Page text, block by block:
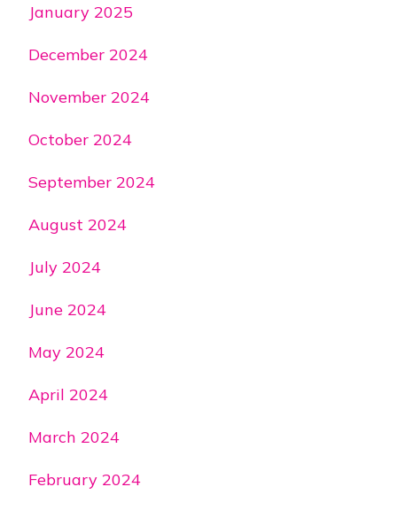
January 2025
December 2024
November 2024
October 2024
September 2024
August 2024
July 2024
June 2024
May 2024
April 2024
March 2024
February 2024